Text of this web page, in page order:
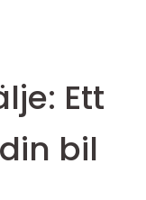
Ett
bil